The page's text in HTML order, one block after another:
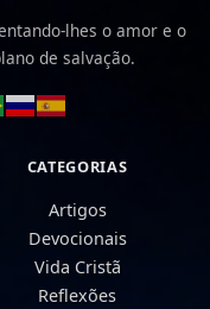
lhes o amor e o
de salvação.
CATEGORIAS
Artigos
Devocionais
Vida Cristã
Reflexões